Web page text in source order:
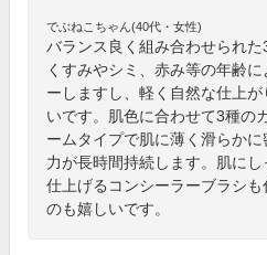
でぶねこちゃん(40代・女性)
バランス良く組み合わせられた
くすみやシミ、赤み等の年齢
ーしますし、軽く自然な仕上
いです。肌色に合わせて3種の
ームタイプで肌に薄く滑らか
力が長時間持続します。肌に
仕上げるコンシーラーブラシ
のも嬉しいです。